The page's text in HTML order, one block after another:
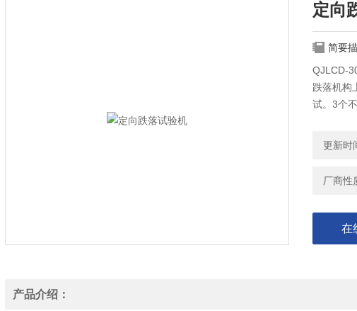
定向
简要
QJLCD-
跌落机构
试。3个
更新时
厂商性
在
产品介绍：